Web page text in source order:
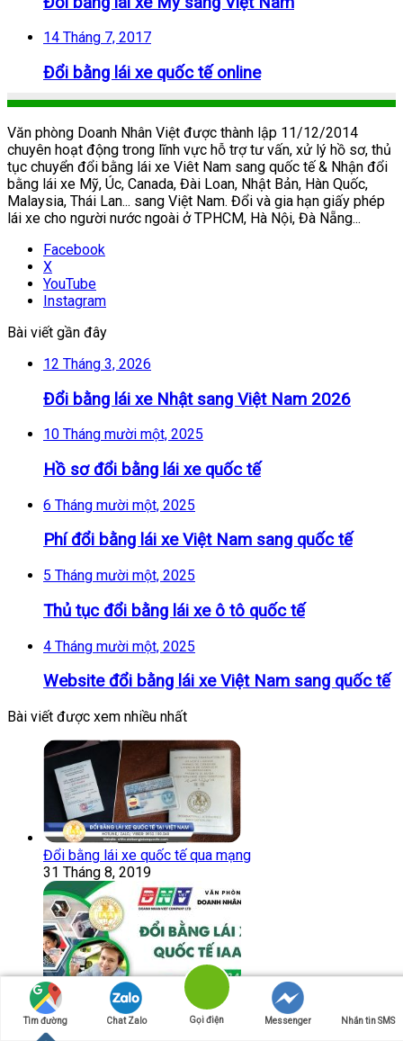
14 Tháng 7, 2017
Đổi bằng lái xe quốc tế online
Văn phòng Doanh Nhân Việt được thành lập 11/12/2014
chuyên hoạt động trong lĩnh vực hỗ trợ tư vấn, xử lý hồ sơ, thủ
tục chuyển đổi bằng lái xe Viêt Nam sang quốc tế & Nhận đổi
bằng lái xe Mỹ, Úc, Canada, Đài Loan, Nhật Bản, Hàn Quốc,
Malaysia, Thái Lan... sang Việt Nam. Đổi và gia hạn giấy phép
lái xe cho người nước ngoài ở TPHCM, Hà Nội, Đà Nẵng...
Facebook
X
YouTube
Instagram
Bài viết gần đây
12 Tháng 3, 2026
Đổi bằng lái xe Nhật sang Việt Nam 2026
10 Tháng mười một, 2025
Hồ sơ đổi bằng lái xe quốc tế
6 Tháng mười một, 2025
Phí đổi bằng lái xe Việt Nam sang quốc tế
5 Tháng mười một, 2025
Thủ tục đổi bằng lái xe ô tô quốc tế
4 Tháng mười một, 2025
Website đổi bằng lái xe Việt Nam sang quốc tế
Bài viết được xem nhiều nhất
Đổi bằng lái xe quốc tế qua mạng
31 Tháng 8, 2019
Đổi bằng lái xe quốc tế IAA
Tìm đường Chat Zalo Gọi điện Messenger Nhắn tin SMS